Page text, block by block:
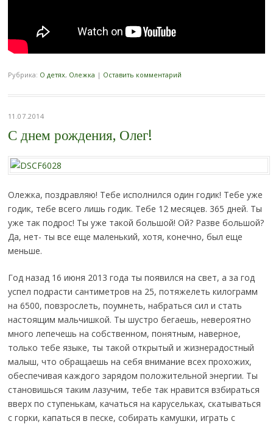
Рубрика: О детях, Олежка | Оставить комментарий
11.07.2014
С днем рождения, Олег!
Олежка, поздравляю! Тебе исполнился один годик! Тебе уже
годик, тебе всего лишь годик. Тебе 12 месяцев. 365 дней. Ты
уже так подрос! Ты уже такой большой! Ой? Разве большой?
Да, нет- ты все еще маленький, хотя, конечно, был еще
меньше.
Год назад 16 июня 2013 года ты появился на свет, а за год
успел подрасти сантиметров на 25, потяжелеть килограмм
на 6500, повзрослеть, поумнеть, набраться сил и стать
настоящим мальчишкой. Ты шустро бегаешь, невероятно
много лепечешь на собственном, понятным, наверное,
только тебе языке, ты такой открытый и жизнерадостный
малыш, что обращаешь на себя внимание всех прохожих,
обеспечивая каждого зарядом положительной энергии. Ты
становишься таким лазучим, тебе так нравится взбираться
вверх по ступенькам, качаться на карусельках, скатываться
с горки, капаться в песке, собирать камушки, играть с